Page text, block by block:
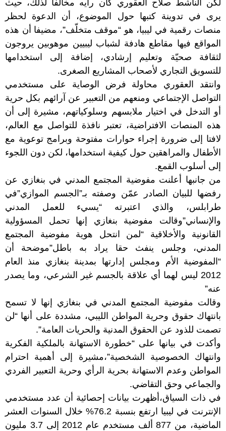
لكن الناشط صلاح العقوري كان رأيه مخالفا لذلك، حيث
يرى في تدوينة كتبها حول الموضوع، أن الدعوة لحظر
منصات رقمية في ليبيا، هو “موقف متخلّف”، مضيفا أن هذه
المواقع فيها مقاطع هادفة لشباب ليبيين موهوبين يروجون
لثقافة صحيّة وتعليم إرشادي، إضافة إلى استخدامها
للتسويق التجاري لأصحاب المشاريع الصغرى.
وانتقد العقوري محاولة فرض الوصاية على مستخدمي
التواصل الإجتماعي ومنعهم من التعبير عن آرائهم بكل حرية
أو التدخل في اختيار ملابسهم وسلوكياتهم، مشيرة إلى أن
هذه المنصات الافتراضية، تعتبر نافذة للتواصل مع العالم،
لافتا إلى ضرورة إجراء حوارات مفتوحة وبرامج توعوية مع
الأطفال والمراهقين حول كيفية استخدامها، لكن دون اللجوء
إلى أسلوب القمع.
من جانبها أعلنت مفوضية المجتمع المدني في بنغازي عن
رفضها للبيان الصادر عمّن وصفته بـ”الجسم الموازي”في
طرابلس، والذي اعتبرته “يسيء للعمل المدني
والإنساني”وقالت مفوضية بنغازي إنها تحمل المسؤولية
القانونية والأخلاقية “لمن انتحل هوية مفوضية المجتمع
المدني، وجلس ينفث حقا يراد به باطل”موضحة أن
“المفوضية الأم ومجلس إدارتها بمدينة بنغازي منذ العام
2012 ليس لهما أي علاقة بالجسم غير الشرعي، وما يصدر
عنه”
وقالت مفوضية المجتمع المدني في بنغازي إنها لا تسمح
بانتهاك حقوق وحرية المواطن الليبي، مشددة على أنها “لن
تصمت للذود عن الحقوق المدنية والحريات العامة”.
وأكدت في بيانها على “خطورة الاستهانة بالملكية الفكرية
وانتهاك الخصوصية الشخصية”،مشيرة إلى أهمية احترام
المواطن وعدم الاستهانة بحرية الرأي وحرية التعبير الفردي
والجماعي وحق التقاضي.
في ذات السياق،أظهرت بيانات إحصائية أن عدد مستخدمي
الإنترنت في ليبيا ارتفع بنسبة 76.2% خلال السنوات العشر
الماضية، من 877 ألف مستخدم عام 2012 إلى 3.7 مليون